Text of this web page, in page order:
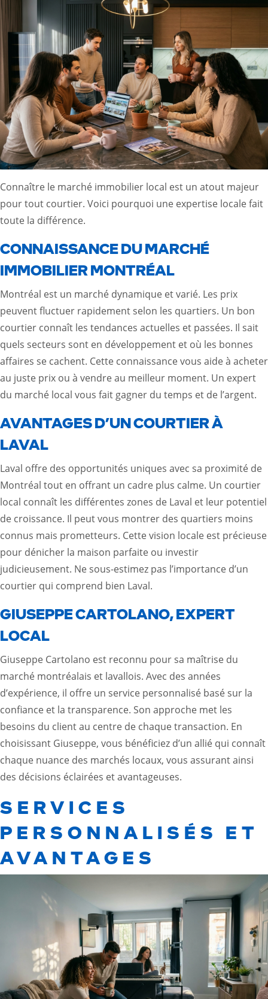
Connaître le marché immobilier local est un atout majeur
pour tout courtier. Voici pourquoi une expertise locale fait
toute la différence.
CONNAISSANCE DU MARCHÉ
IMMOBILIER MONTRÉAL
Montréal est un marché dynamique et varié. Les prix
peuvent fluctuer rapidement selon les quartiers. Un bon
courtier connaît les tendances actuelles et passées. Il sait
quels secteurs sont en développement et où les bonnes
affaires se cachent. Cette connaissance vous aide à acheter
au juste prix ou à vendre au meilleur moment. Un expert
du marché local vous fait gagner du temps et de l’argent.
AVANTAGES D’UN COURTIER À
LAVAL
Laval offre des opportunités uniques avec sa proximité de
Montréal tout en offrant un cadre plus calme. Un courtier
local connaît les différentes zones de Laval et leur potentiel
de croissance. Il peut vous montrer des quartiers moins
connus mais prometteurs. Cette vision locale est précieuse
pour dénicher la maison parfaite ou investir
judicieusement. Ne sous-estimez pas l’importance d’un
courtier qui comprend bien Laval.
GIUSEPPE CARTOLANO, EXPERT
LOCAL
Giuseppe Cartolano est reconnu pour sa maîtrise du
marché montréalais et lavallois. Avec des années
d’expérience, il offre un service personnalisé basé sur la
confiance et la transparence. Son approche met les
besoins du client au centre de chaque transaction. En
choisissant Giuseppe, vous bénéficiez d’un allié qui connaît
chaque nuance des marchés locaux, vous assurant ainsi
des décisions éclairées et avantageuses.
SERVICES
PERSONNALISÉS ET
AVANTAGES